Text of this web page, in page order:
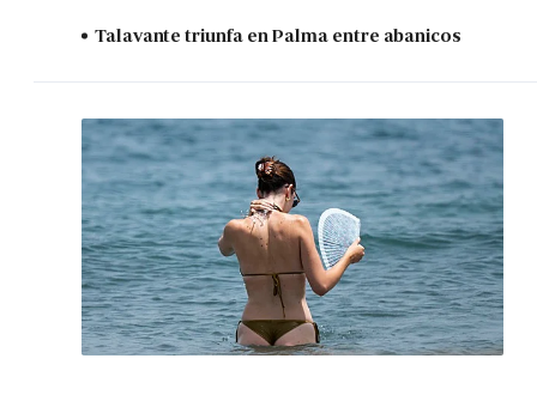
Talavante triunfa en Palma entre abanicos